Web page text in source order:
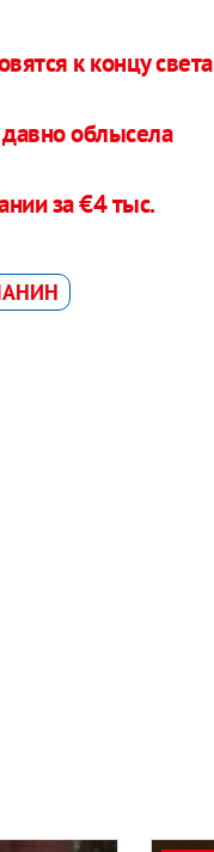
к концу света
облысела
за €4 тыс.